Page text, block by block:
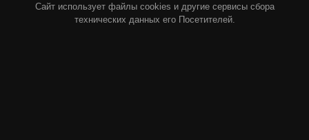
Сайт использует файлы cookies и другие сервисы сбора
технических данных его Посетителей.